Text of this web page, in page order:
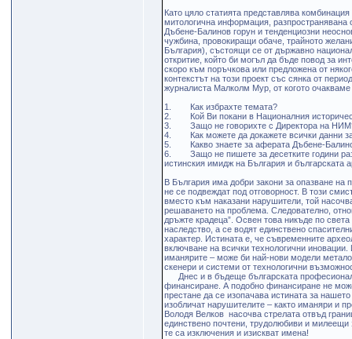
Като цяло статията представлява
митологична информация,
Дъбене-Балинов горун и тенденциозни
чужбина, провокиращи обаче, трайното
България), състоящи се от държавно
откритие, който би могъл да бъде повод за
скоро към поръчкова или предложена от
контекстът на този проект със сянка от
журналиста Малколм Мур, от когото очакваме
1. Как избрахте темата?
2. Кой Ви покани в Националния
3. Защо не говорихте с Директора на
4. Как можете да докажете всички данни за
5. Какво знаете за аферата Дъбене-
6. Защо не пишете за десетките години
истинския имидж на България и българската
В България има добри закони за опазване на
не се подвеждат под отговорност. В този
вместо към наказани нарушители, той
решаването на проблема. Следователно,
дръжте крадеца”. Освен това никъде по
наследство, а се водят единствено
характер. Истината е, че съвременните
включване на всички технологични
иманярите – може би най-нови модели
скенери и системи от технологични
Днес и в бъдеще българската
финансиране. А подобно финансиране не
престане да се изопачава истината за
изобличат нарушителите – както иманяри и
Володя Велков насочва стрeлата отвъд
единствено почтени, трудолюбиви и
те са изключeния и изискват имена!